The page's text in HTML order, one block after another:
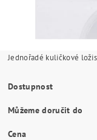
Jednořadé kuličkové
Dostupnost
Můžeme doručit do
Cena